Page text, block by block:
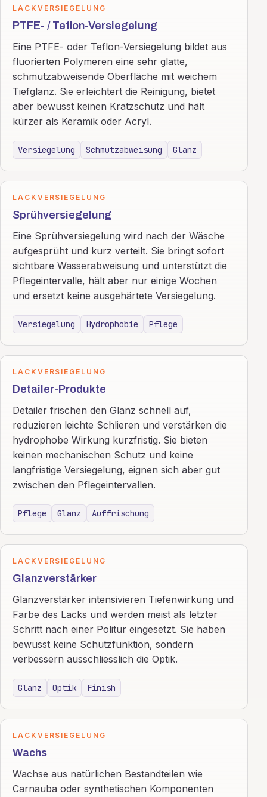
LACKVERSIEGELUNG
PTFE- / Teflon-Versiegelung
Eine PTFE- oder Teflon-Versiegelung bildet aus
fluorierten Polymeren eine sehr glatte,
schmutzabweisende Oberfläche mit weichem
Tiefglanz. Sie erleichtert die Reinigung, bietet
aber bewusst keinen Kratzschutz und hält
kürzer als Keramik oder Acryl.
Versiegelung Schmutzabweisung Glanz
LACKVERSIEGELUNG
Sprühversiegelung
Eine Sprühversiegelung wird nach der Wäsche
aufgesprüht und kurz verteilt. Sie bringt sofort
sichtbare Wasserabweisung und unterstützt die
Pflegeintervalle, hält aber nur einige Wochen
und ersetzt keine ausgehärtete Versiegelung.
Versiegelung Hydrophobie Pflege
LACKVERSIEGELUNG
Detailer-Produkte
Detailer frischen den Glanz schnell auf,
reduzieren leichte Schlieren und verstärken die
hydrophobe Wirkung kurzfristig. Sie bieten
keinen mechanischen Schutz und keine
langfristige Versiegelung, eignen sich aber gut
zwischen den Pflegeintervallen.
Pflege Glanz Auffrischung
LACKVERSIEGELUNG
Glanzverstärker
Glanzverstärker intensivieren Tiefenwirkung und
Farbe des Lacks und werden meist als letzter
Schritt nach einer Politur eingesetzt. Sie haben
bewusst keine Schutzfunktion, sondern
verbessern ausschliesslich die Optik.
Glanz Optik Finish
LACKVERSIEGELUNG
Wachs
Wachse aus natürlichen Bestandteilen wie
Carnauba oder synthetischen Komponenten